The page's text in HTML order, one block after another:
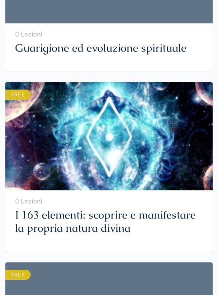
0 Lezioni
Guarigione ed evoluzione spirituale
FREE
0 Lezioni
I 163 elementi: scoprire e manifestare
la propria natura divina
FREE